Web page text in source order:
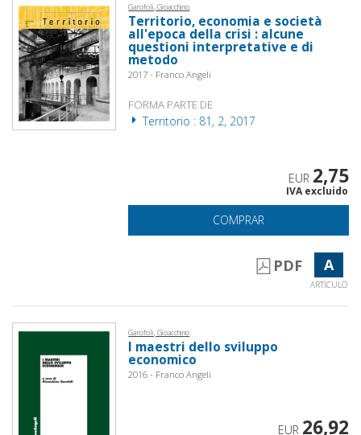
Garofoli, Gioacchino
Territorio, economia e società
all'epoca della crisi : alcune
questioni interpretative e di
metodo
2017 - Franco Angeli
FORMA PARTE DE
Territorio : 81, 2, 2017
EUR 2,75
IVA excluido
COMPRAR
PDF A
ARTÍCULO
Garofoli, Gioacchino
I maestri dello sviluppo
economico
2016 - Franco Angeli
EUR 26,92